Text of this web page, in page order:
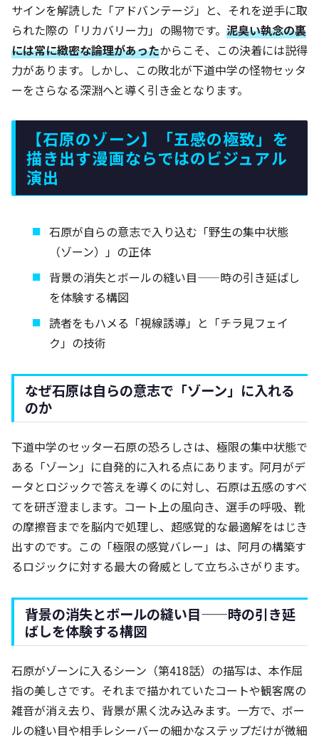
サインを解読した「アドバンテージ」と、それを逆手に取
られた際の「リカバリー力」の賜物です。 泥臭い執念の裏
には常に緻密な論理があったからこそ、この決着には説得
力があります。しかし、この敗北が下道中学の怪物セッタ
ーをさらなる深淵へと導く引き金となります。
【石原のゾーン】「五感の極致」を
描き出す漫画ならではのビジュアル
演出
石原が自らの意志で入り込む「野生の集中状態
（ゾーン）」の正体
背景の消失とボールの縫い目——時の引き延ばし
を体験する構図
読者をもハメる「視線誘導」と「チラ見フェイ
ク」の技術
なぜ石原は自らの意志で「ゾーン」に入れる
のか
下道中学のセッター石原の恐ろしさは、極限の集中状態で
ある「ゾーン」に自発的に入れる点にあります。阿月がデ
ータとロジックで答えを導くのに対し、石原は五感のすべ
てを研ぎ澄まします。コート上の風向き、選手の呼吸、靴
の摩擦音までを脳内で処理し、超感覚的な最適解をはじき
出すのです。この「極限の感覚バレー」は、阿月の構築す
るロジックに対する最大の脅威として立ちふさがります。
背景の消失とボールの縫い目——時の引き延
ばしを体験する構図
石原がゾーンに入るシーン（第418話）の描写は、本作屈
指の美しさです。それまで描かれていたコートや観客席の
雑音が消え去り、背景が黒く沈み込みます。一方で、ボー
ルの縫い目や相手レシーバーの細かなステップだけが微細